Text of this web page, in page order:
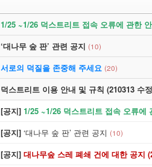
1/25 ~1/26 덕스트리트 접속 오류에 관한
‘대나무 숲 판’ 관련 공지 (10)
서로의 덕질을 존중해 주세요 (20)
덕스트리트 이용 안내 및 규칙 (210313 수
[공지] 1/25 ~1/26 덕스트리트 접속 오류에
[공지] ‘대나무 숲 판’ 관련 공지 (10)
[공지] 대나무숲 스레 폐쇄 건에 대한 공지